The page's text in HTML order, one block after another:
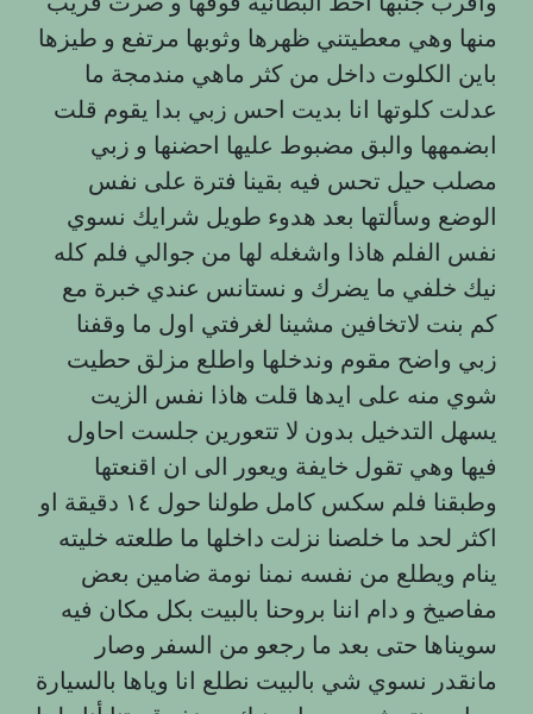
منها وهي معطيتني ظهرها وثوبها مرتفع و طيزها
باين الكلوت داخل من كثر ماهي مندمجة ما
عدلت كلوتها انا بديت احس زبي بدا يقوم قلت
ابضمهها والبق مضبوط عليها احضنها و زبي
مصلب حيل تحس فيه بقينا فترة على نفس
الوضع وسألتها بعد هدوء طويل شرايك نسوي
نفس الفلم هاذا واشغله لها من جوالي فلم كله
نيك خلفي ما يضرك و نستانس عندي خبرة مع
كم بنت لاتخافين مشينا لغرفتي اول ما وقفنا
زبي واضح مقوم وندخلها واطلع مزلق حطيت
شوي منه على ايدها قلت هاذا نفس الزيت
يسهل التدخيل بدون لا تتعورين جلست احاول
فيها وهي تقول خايفة ويعور الى ان اقنعتها
وطبقنا فلم سكس كامل طولنا حول ١٤ دقيقة او
اكثر لحد ما خلصنا نزلت داخلها ما طلعته خليته
ينام ويطلع من نفسه نمنا نومة ضامين بعض
مفاصيخ و دام اننا بروحنا بالبيت بكل مكان فيه
سويناها حتى بعد ما رجعو من السفر وصار
مانقدر نسوي شي بالبيت نطلع انا وياها بالسيارة